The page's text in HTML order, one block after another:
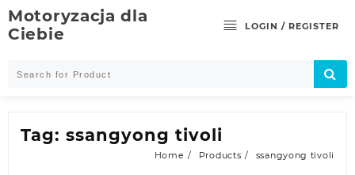
Skip
to
content
Motoryzacja dla
Ciebie
LOGIN / REGISTER
Tag: ssangyong tivoli
Home Products ssangyong tivoli